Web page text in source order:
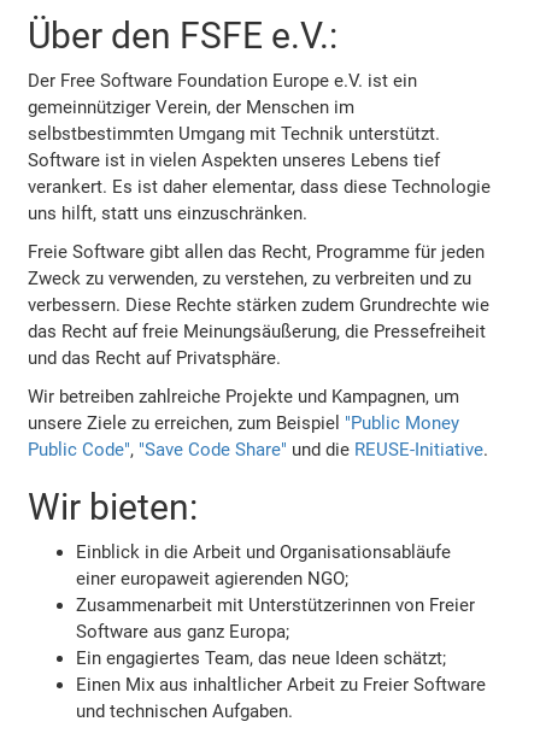
Über den FSFE e.V.:
Der Free Software Foundation Europe e.V. ist ein
gemeinnütziger Verein, der Menschen im
selbstbestimmten Umgang mit Technik unterstützt.
Software ist in vielen Aspekten unseres Lebens tief
verankert. Es ist daher elementar, dass diese Technologie
uns hilft, statt uns einzuschränken.
Freie Software gibt allen das Recht, Programme für jeden
Zweck zu verwenden, zu verstehen, zu verbreiten und zu
verbessern. Diese Rechte stärken zudem Grundrechte wie
das Recht auf freie Meinungsäußerung, die Pressefreiheit
und das Recht auf Privatsphäre.
Wir betreiben zahlreiche Projekte und Kampagnen, um
unsere Ziele zu erreichen, zum Beispiel "Public Money
Public Code", "Save Code Share" und die REUSE-Initiative.
Wir bieten:
Einblick in die Arbeit und Organisationsabläufe
einer europaweit agierenden NGO;
Zusammenarbeit mit Unterstützerinnen von Freier
Software aus ganz Europa;
Ein engagiertes Team, das neue Ideen schätzt;
Einen Mix aus inhaltlicher Arbeit zu Freier Software
und technischen Aufgaben.